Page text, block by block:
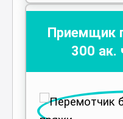
Приемщик
300 ак.